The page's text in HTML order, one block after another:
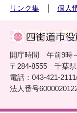
リンク集 個人
開庁時間 午前9時
〒284-8555 千葉
電話：043-421-
法人番号